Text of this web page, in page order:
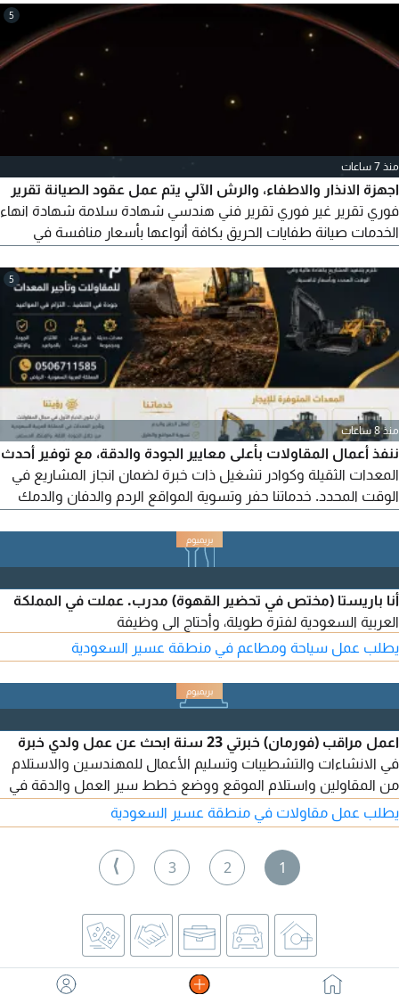
الدفاع المدني لضمان سلامة موقعك) صيانة أنظمة الحريق توريد
وتركيب وصيانة) عقود صيانة الكاميرات) خبرة طويلة في التعامل مع
اشتراطات الدفاع المدني والاستشاريين، في انتظارك بأسعار طيبة
5
منذ 7 ساعات
اجهزة الانذار والاطفاء، والرش الآلي يتم عمل عقود الصيانة تقرير
فوري تقرير غير فوري تقرير فني هندسي شهادة سلامة شهادة انهاء
الخدمات صيانة طفايات الحريق بكافة أنواعها بأسعار منافسة في
5
منذ 8 ساعات
ننفذ أعمال المقاولات بأعلى معايير الجودة والدقة، مع توفير أحدث
المعدات الثقيلة وكوادر تشغيل ذات خبرة لضمان انجاز المشاريع في
الوقت المحدد. خدماتنا حفر وتسوية المواقع الردم والدفان والدمك
البنية التحتية تأجير المعدات الثقيلة مع مشغل أو بدو الرياض العليا
أنا باريستا (مختص في تحضير القهوة) مدرب. عملت في المملكة
العربية السعودية لفترة طويلة، وأحتاج الى وظيفة
يطلب عمل سياحة ومطاعم في منطقة عسير السعودية
اعمل مراقب (فورمان) خبرتي 23 سنة ابحث عن عمل ولدي خبرة
في الانشاءات والتشطيبات وتسليم الأعمال للمهندسين والاستلام
من المقاولين واستلام الموقع ووضع خطط سير العمل والدقة في
العمل
يطلب عمل مقاولات في منطقة عسير السعودية
1
2
3
⟩